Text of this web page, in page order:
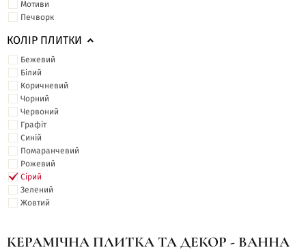
Мотиви
Печворк
КОЛІР ПЛИТКИ
Бежевий
Білий
Коричневий
Чорний
Червоний
Графіт
Синій
Помаранчевий
Рожевий
Сірий
Зелений
Жовтий
КЕРАМІЧНА ПЛИТКА ТА ДЕКОР - ВАННА